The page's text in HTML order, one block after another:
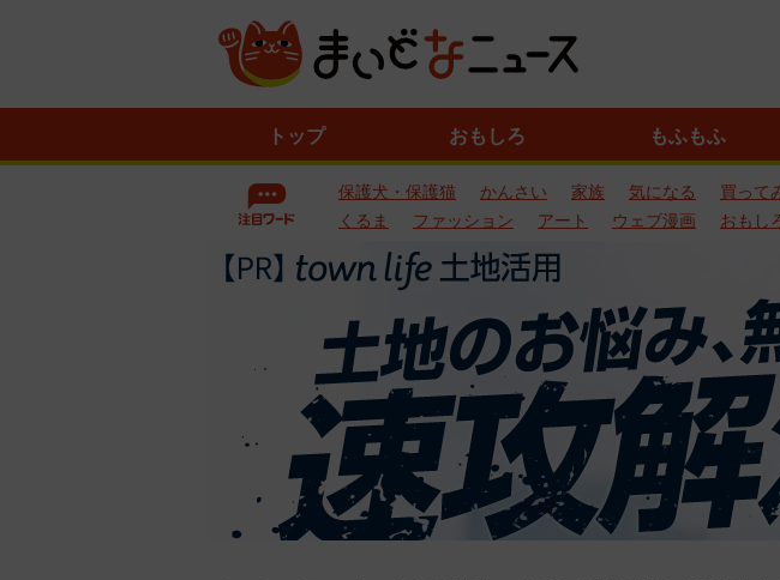
トップ おもしろ もふもふ
保護犬・保護猫 かんさい 家族 気になる 買って
くるま
ファッション アート ウェブ漫画 おもし